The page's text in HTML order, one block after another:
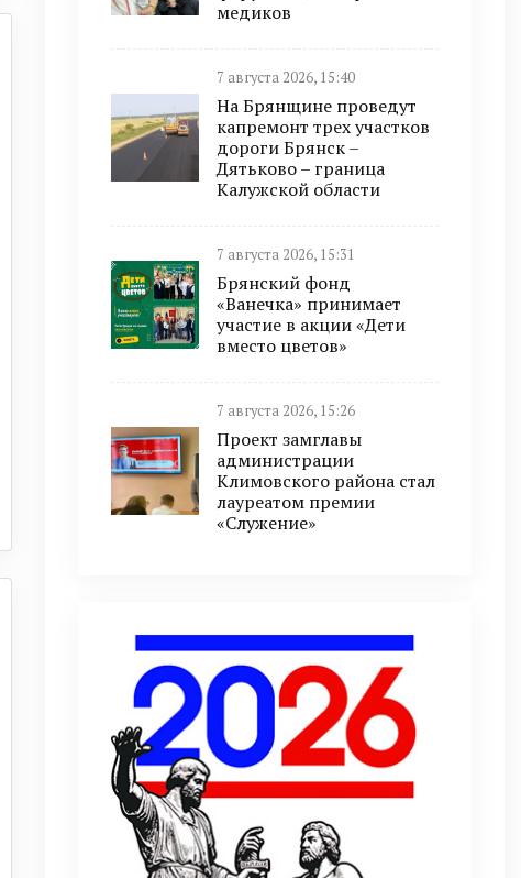
медиков
7 августа 2026, 15:40
На Брянщине проведут
капремонт трех участков
дороги Брянск –
Дятьково – граница
Калужской области
7 августа 2026, 15:31
Брянский фонд
«Ванечка» принимает
участие в акции «Дети
вместо цветов»
7 августа 2026, 15:26
Проект замглавы
администрации
Климовского района стал
лауреатом премии
«Служение»